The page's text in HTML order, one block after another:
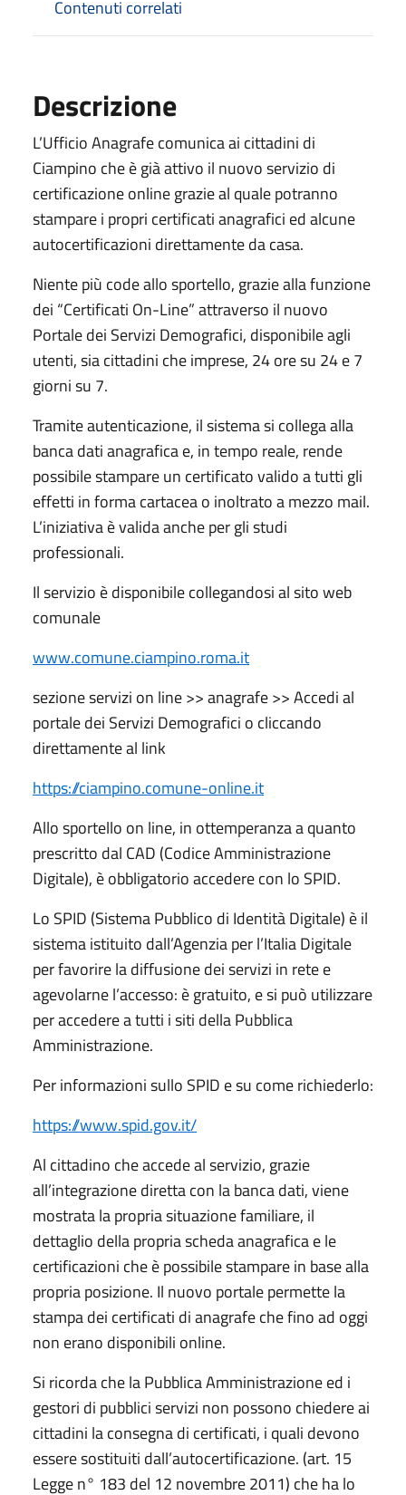
Contenuti correlati
Descrizione
L’Ufficio Anagrafe comunica ai cittadini di
Ciampino che è già attivo il nuovo servizio di
certificazione online grazie al quale potranno
stampare i propri certificati anagrafici ed alcune
autocertificazioni direttamente da casa.
Niente più code allo sportello, grazie alla funzione
dei “Certificati On-Line” attraverso il nuovo
Portale dei Servizi Demografici, disponibile agli
utenti, sia cittadini che imprese, 24 ore su 24 e 7
giorni su 7.
Tramite autenticazione, il sistema si collega alla
banca dati anagrafica e, in tempo reale, rende
possibile stampare un certificato valido a tutti gli
effetti in forma cartacea o inoltrato a mezzo mail.
L’iniziativa è valida anche per gli studi
professionali.
Il servizio è disponibile collegandosi al sito web
comunale
www.comune.ciampino.roma.it
sezione servizi on line >> anagrafe >> Accedi al
portale dei Servizi Demografici o cliccando
direttamente al link
https://ciampino.comune-online.it
Allo sportello on line, in ottemperanza a quanto
prescritto dal CAD (Codice Amministrazione
Digitale), è obbligatorio accedere con lo SPID.
Lo SPID (Sistema Pubblico di Identità Digitale) è il
sistema istituito dall’Agenzia per l’Italia Digitale
per favorire la diffusione dei servizi in rete e
agevolarne l’accesso: è gratuito, e si può utilizzare
per accedere a tutti i siti della Pubblica
Amministrazione.
Per informazioni sullo SPID e su come richiederlo:
https://www.spid.gov.it/
Al cittadino che accede al servizio, grazie
all’integrazione diretta con la banca dati, viene
mostrata la propria situazione familiare, il
dettaglio della propria scheda anagrafica e le
certificazioni che è possibile stampare in base alla
propria posizione. Il nuovo portale permette la
stampa dei certificati di anagrafe che fino ad oggi
non erano disponibili online.
Si ricorda che la Pubblica Amministrazione ed i
gestori di pubblici servizi non possono chiedere ai
cittadini la consegna di certificati, i quali devono
essere sostituiti dall’autocertificazione. (art. 15
Legge n° 183 del 12 novembre 2011) che ha lo